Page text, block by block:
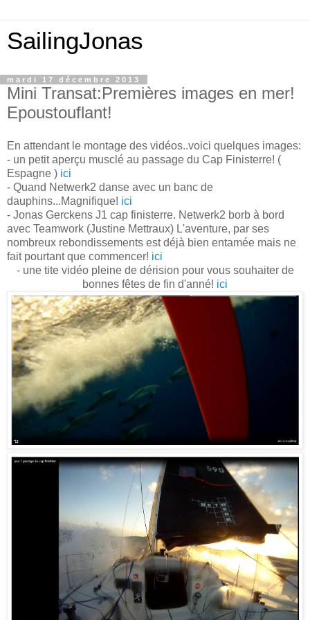
SailingJonas
mardi 17 décembre 2013
Mini Transat:Premières images en mer!
Epoustouflant!
En attendant le montage des vidéos..voici quelques images:
- un petit aperçu musclé au passage du Cap Finisterre! (
Espagne ) ici
- Quand Netwerk2 danse avec un banc de
dauphins...Magnifique! ici
- Jonas Gerckens J1 cap finisterre. Netwerk2 borb à bord
avec Teamwork (Justine Mettraux) L'aventure, par ses
nombreux rebondissements est déjà bien entamée mais ne
fait pourtant que commencer! ici
- une tite vidéo pleine de dérision pour vous souhaiter de
bonnes fêtes de fin d'anné! ici